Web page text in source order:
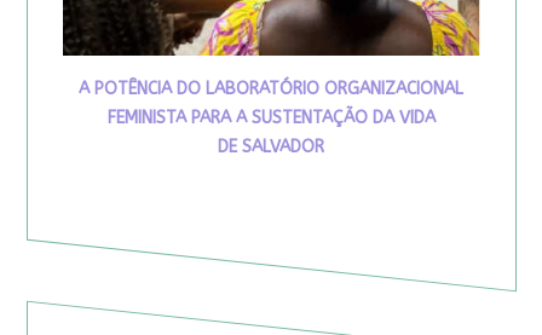
A POTÊNCIA DO LABORATÓRIO ORGANIZACIONAL
FEMINISTA PARA A SUSTENTAÇÃO DA VIDA
DE SALVADOR